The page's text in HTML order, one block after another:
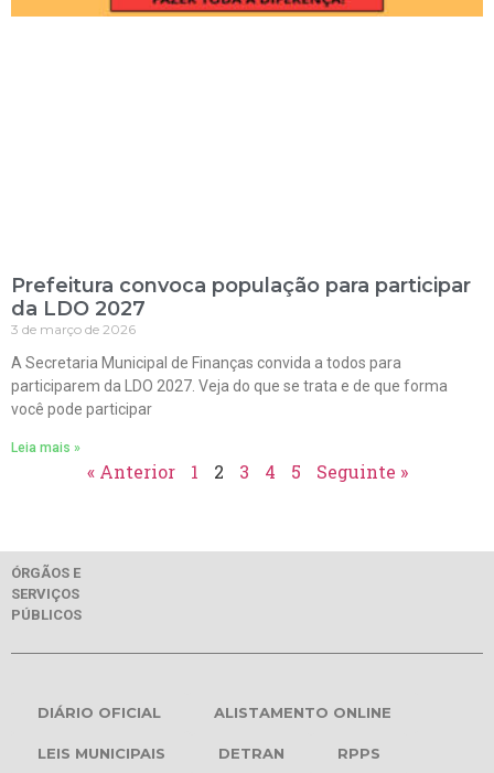
Prefeitura convoca população para participar
da LDO 2027
3 de março de 2026
A Secretaria Municipal de Finanças convida a todos para
participarem da LDO 2027. Veja do que se trata e de que forma
você pode participar
Leia mais »
« Anterior 1 2 3 4 5 Seguinte »
ÓRGÃOS E
SERVIÇOS
PÚBLICOS
DIÁRIO OFICIAL ALISTAMENTO ONLINE
LEIS MUNICIPAIS DETRAN RPPS